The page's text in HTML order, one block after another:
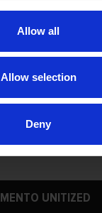
Allow all
Allow selection
Deny
UNITIZED